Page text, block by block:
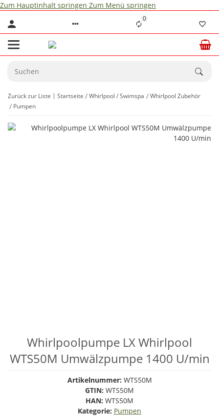
Zum Hauptinhalt springen Zum Menü springen
0
Zurück zur Liste Startseite Whirlpool / Swimspa
Whirlpool Zubehör
Pumpen
Whirlpoolpumpe LX Whirlpool
WTS50M Umwälzpumpe 1400 U/min
Artikelnummer: WTS50M
GTIN: WTS50M
HAN: WTS50M
Kategorie: Pumpen